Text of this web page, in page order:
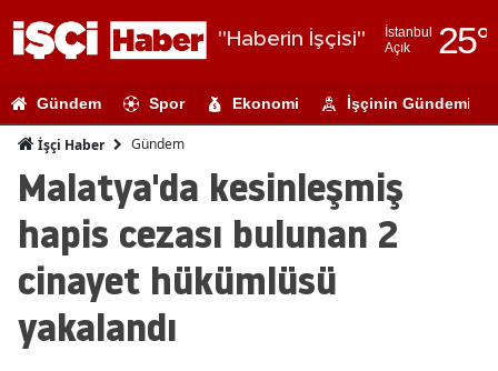
"Haberin İşçisi"
İstanbul
Açık
25°
Adıyaman
Gündem Spor Ekonomi İşçinin Gündemi
İşçi Haber Gündem
Malatya'da kesinleşmiş
hapis cezası bulunan 2
cinayet hükümlüsü
yakalandı